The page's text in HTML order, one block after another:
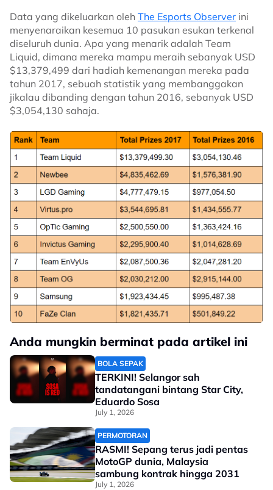
Data yang dikeluarkan oleh The Esports Observer ini
menyenaraikan kesemua 10 pasukan esukan terkenal
diseluruh dunia. Apa yang menarik adalah Team
Liquid, dimana mereka mampu meraih sebanyak USD
$13,379,499 dari hadiah kemenangan mereka pada
tahun 2017, sebuah statistik yang membanggakan
jikalau dibanding dengan tahun 2016, sebanyak USD
$3,054,130 sahaja.
Anda mungkin berminat pada artikel ini
BOLA SEPAK
TERKINI! Selangor sah
tandatangani bintang Star City,
Eduardo Sosa
July 1, 2026
PERMOTORAN
RASMI! Sepang terus jadi pentas
MotoGP dunia, Malaysia
sambung kontrak hingga 2031
July 1, 2026